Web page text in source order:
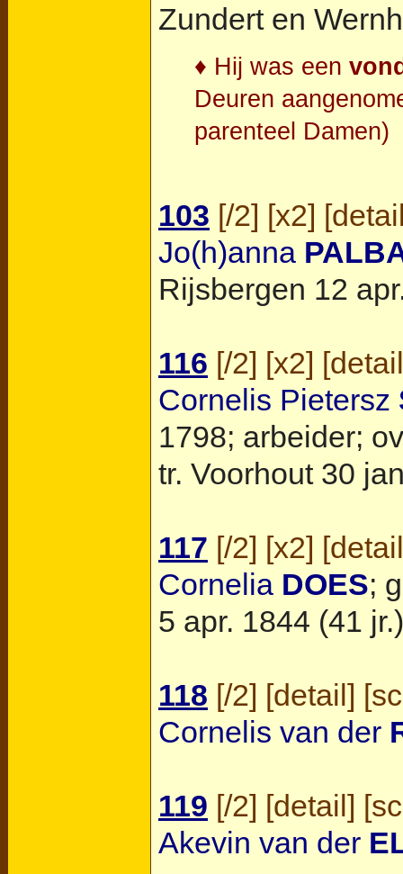
Zundert en
♦ Hij was een
Deuren
parenteel Damen)
103 [/2] [x2] [
Jo(h)anna
Rijsbergen 12
116 [/2] [x2] [detail
Cornelis Pietersz
1798; arbeider;
tr. Voorhout30
117 [/2] [x2] [detail
Cornelia DOES;
5 apr. 1844 (41
118 [/2] [detail] [
Cornelis van der
119 [/2] [detail] [
Akevin van der